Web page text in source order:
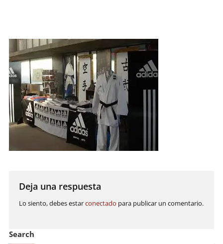
Deja una respuesta
Lo siento, debes estarconectado para publicar un comentario.
Search